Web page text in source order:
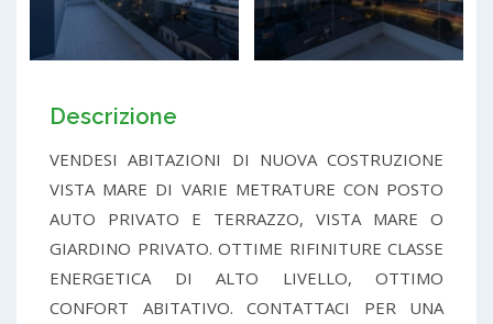
Descrizione
VENDESI ABITAZIONI DI NUOVA COSTRUZIONE
VISTA MARE DI VARIE METRATURE CON POSTO
AUTO PRIVATO E TERRAZZO, VISTA MARE O
GIARDINO PRIVATO. OTTIME RIFINITURE CLASSE
ENERGETICA DI ALTO LIVELLO, OTTIMO
CONFORT ABITATIVO. CONTATTACI PER UNA